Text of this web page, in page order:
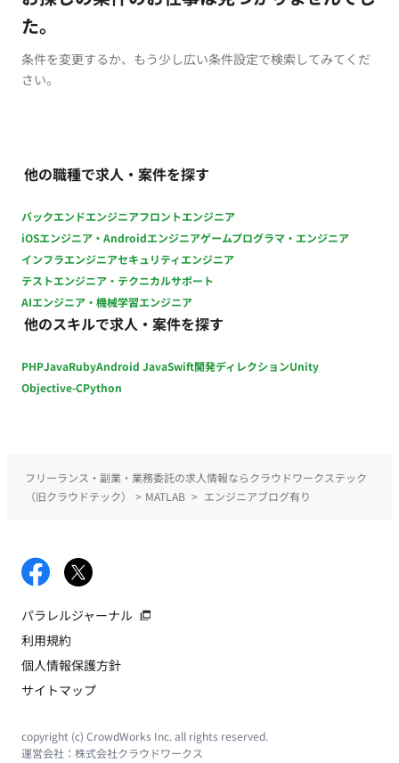
た。
条件を変更するか、もう少し広い条件設定で検索してみてくだ
さい。
他の職種で求人・案件を探す
バックエンドエンジニアフロントエンジニア
iOSエンジニア・Androidエンジニアゲームプログラマ・エンジニア
インフラエンジニアセキュリティエンジニア
テストエンジニア・テクニカルサポート
AIエンジニア・機械学習エンジニア
他のスキルで求人・案件を探す
PHPJavaRubyAndroid JavaSwift開発ディレクションUnity
Objective-CPython
フリーランス・副業・業務委託の求人情報ならクラウドワークステック
（旧クラウドテック）
> MATLAB > エンジニアブログ有り
パラレルジャーナル
利用規約
個人情報保護方針
サイトマップ
copyright (c) CrowdWorks Inc. all rights reserved.
運営会社： 株式会社クラウドワークス